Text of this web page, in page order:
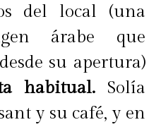
del local (una
árabe que
su apertura)
habitual.Solía
y su café, y en